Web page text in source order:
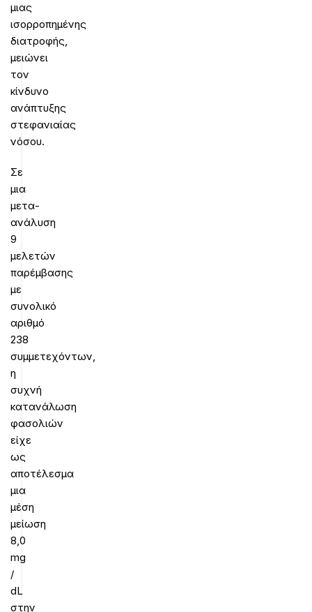
μιας
ισορροπημένης
διατροφής,
μειώνει
τον
κίνδυνο
ανάπτυξης
στεφανιαίας
νόσου.
Σε
μια
μετα-
ανάλυση
9
μελετών
παρέμβασης
με
συνολικό
αριθμό
238
συμμετεχόντων,
η
συχνή
κατανάλωση
φασολιών
είχε
ως
αποτέλεσμα
μια
μέση
μείωση
8,0
mg
/
dL
στην